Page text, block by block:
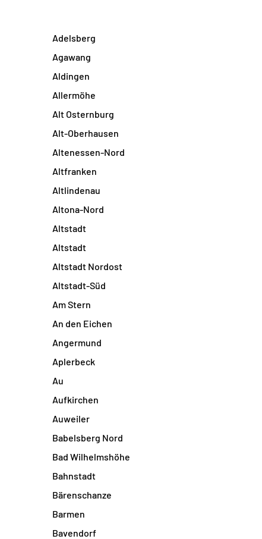
Adelsberg
Agawang
Aldingen
Allermöhe
Alt Osternburg
Alt-Oberhausen
Altenessen-Nord
Altfranken
Altlindenau
Altona-Nord
Altstadt
Altstadt
Altstadt Nordost
Altstadt-Süd
Am Stern
An den Eichen
Angermund
Aplerbeck
Au
Aufkirchen
Auweiler
Babelsberg Nord
Bad Wilhelmshöhe
Bahnstadt
Bärenschanze
Barmen
Bavendorf